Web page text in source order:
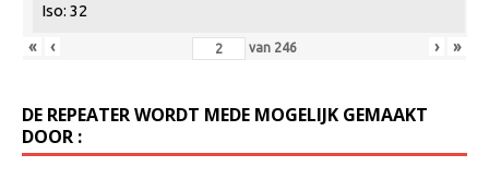
Iso: 32
«
‹ van 246 › »
DE REPEATER WORDT MEDE MOGELIJK GEMAAKT
DOOR :